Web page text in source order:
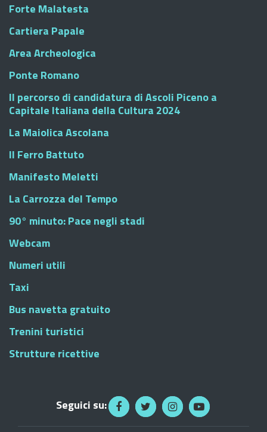
Forte Malatesta
Cartiera Papale
Area Archeologica
Ponte Romano
Il percorso di candidatura di Ascoli Piceno a
Capitale Italiana della Cultura 2024
La Maiolica Ascolana
Il Ferro Battuto
Manifesto Meletti
La Carrozza del Tempo
90° minuto: Pace negli stadi
Webcam
Numeri utili
Taxi
Bus navetta gratuito
Trenini turistici
Strutture ricettive
Seguici su: